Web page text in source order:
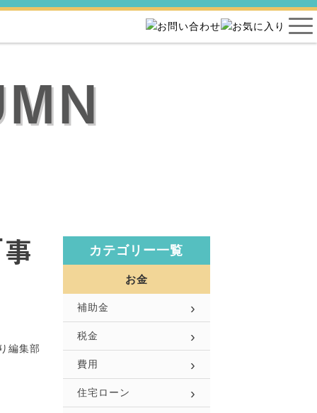
編集部
カテゴリー一覧
お金
補助金
税金
費用
住宅ローン